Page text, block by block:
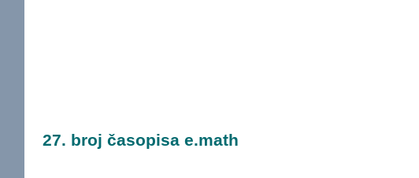
27. broj časopisa e.math